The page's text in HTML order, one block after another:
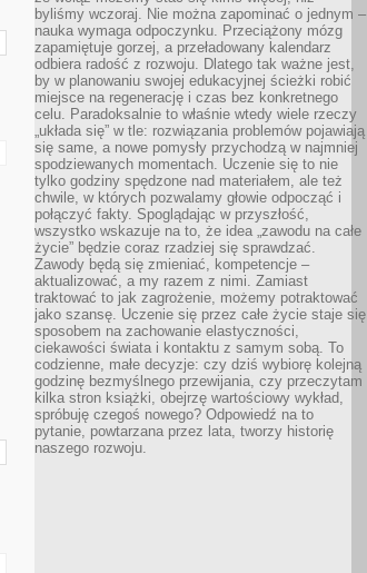
byliśmy wczoraj. Nie można zapominać o jednym –
nauka wymaga odpoczynku. Przeciążony mózg
zapamiętuje gorzej, a przeładowany kalendarz
odbiera radość z rozwoju. Dlatego tak ważne jest,
by w planowaniu swojej edukacyjnej ścieżki robić
miejsce na regenerację i czas bez konkretnego
celu. Paradoksalnie to właśnie wtedy wiele rzeczy
„układa się” w tle: rozwiązania problemów pojawiają
się same, a nowe pomysły przychodzą w najmniej
spodziewanych momentach. Uczenie się to nie
tylko godziny spędzone nad materiałem, ale też
chwile, w których pozwalamy głowie odpocząć i
połączyć fakty. Spoglądając w przyszłość,
wszystko wskazuje na to, że idea „zawodu na całe
życie” będzie coraz rzadziej się sprawdzać.
Zawody będą się zmieniać, kompetencje –
aktualizować, a my razem z nimi. Zamiast
traktować to jak zagrożenie, możemy potraktować
jako szansę. Uczenie się przez całe życie staje się
sposobem na zachowanie elastyczności,
ciekawości świata i kontaktu z samym sobą. To
codzienne, małe decyzje: czy dziś wybiorę kolejną
godzinę bezmyślnego przewijania, czy przeczytam
kilka stron książki, obejrzę wartościowy wykład,
spróbuję czegoś nowego? Odpowiedź na to
pytanie, powtarzana przez lata, tworzy historię
naszego rozwoju.